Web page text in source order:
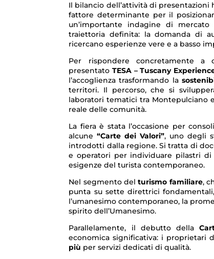
Il bilancio dell’attività di presentazioni
fattore determinante per il
un’importante indagine di mercato
traiettoria definita: la domanda di
ricercano esperienze vere e a basso
Per rispondere concretamente a
presentatoTESA – Tuscany
l’accoglienza trasformando la
territori. Il percorso, che si
laboratori tematici tra Montepulciano
reale delle comunità.
La fiera è stata l’occasione per
alcune“Carte dei Valori”, uno degli
introdotti dalla regione. Si tratta di
e operatori per individuare pilastri di
esigenze del turista contemporaneo.
Nel segmento delturismo familiare,
punta su sette direttrici
l’umanesimo contemporaneo, la
spirito dell’Umanesimo.
Parallelamente, il debutto della
economica significativa: i proprietari
più per servizi dedicati di qualità.